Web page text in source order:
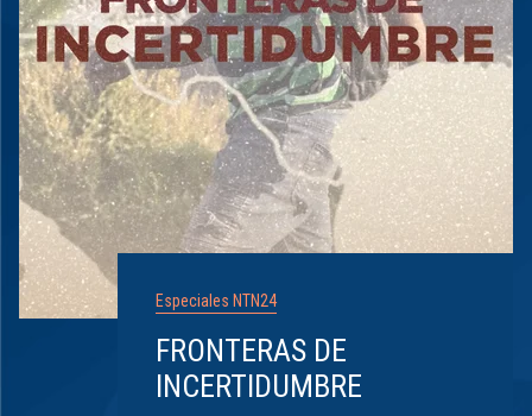
Especiales NTN24
FRONTERAS DE
INCERTIDUMBRE